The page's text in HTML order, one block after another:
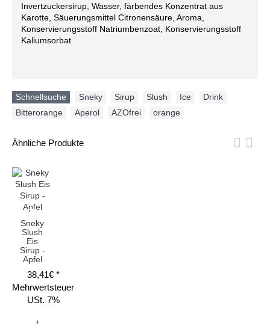
Invertzuckersirup, Wasser, färbendes Konzentrat aus
Karotte, Säuerungsmittel Citronensäure, Aroma,
Konservierungsstoff Natriumbenzoat, Konservierungsstoff
Kaliumsorbat
Schnellsuche Sneky Sirup Slush Ice Drink
Bitterorange
Aperol AZOfrei orange
Ähnliche Produkte
Sneky
Slush
Eis
Sirup -
Apfel
38,41€ *
Mehrwertsteuer
USt. 7%
+